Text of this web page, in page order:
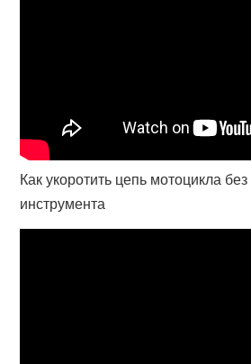
Как укоротить цепь мотоцикла
инструмента